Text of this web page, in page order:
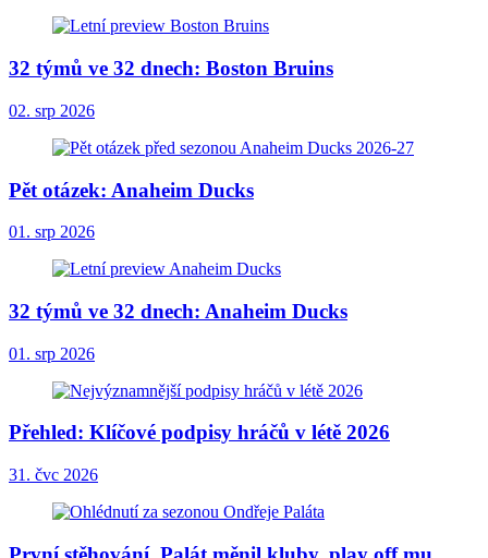
32 týmů ve 32 dnech: Boston Bruins
02. srp 2026
Pět otázek: Anaheim Ducks
01. srp 2026
32 týmů ve 32 dnech: Anaheim Ducks
01. srp 2026
Přehled: Klíčové podpisy hráčů v létě 2026
31. čvc 2026